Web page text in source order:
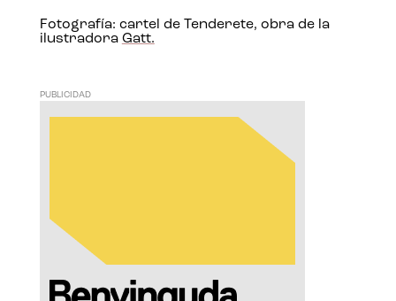
Fotografía: cartel de Tenderete, obra de la
ilustradora Gatt.
PUBLICIDAD